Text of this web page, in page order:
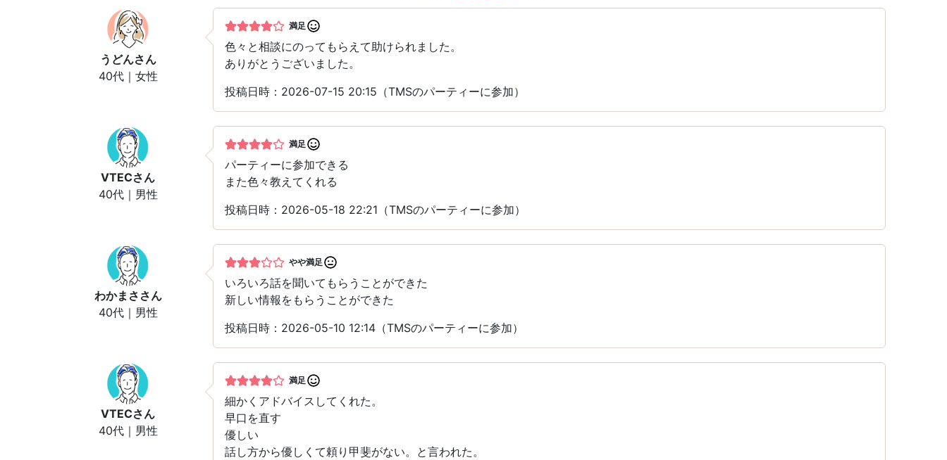
うどんさん
40代｜女性
満足
色々と相談にのってもらえて助けられました。
ありがとうございました。
投稿日時：2026-07-15 20:15（TMSのパーティーに参加）
VTECさん
40代｜男性
満足
パーティーに参加できる
また色々教えてくれる
投稿日時：2026-05-18 22:21（TMSのパーティーに参加）
わかまさ さん
40代｜男性
やや満足
いろいろ話を聞いてもらうことができた
新しい情報をもらうことができた
投稿日時：2026-05-10 12:14（TMSのパーティーに参加）
VTECさん
40代｜男性
満足
細かくアドバイスしてくれた。
早口を直す
優しい
話し方から優しくて頼り甲斐がない。と言われた。